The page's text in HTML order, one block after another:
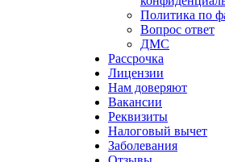
Политика по
Вопрос ответ
ДМС
Рассрочка
Лицензии
Нам доверяют
Вакансии
Реквизиты
Налоговый вычет
Заболевания